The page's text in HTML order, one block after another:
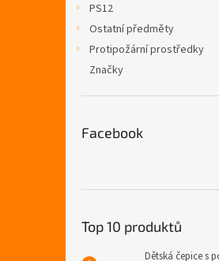
PS12
Ostatní předměty
Protipožární prostředky
Značky
Facebook
Top 10 produktů
Dětská čepice s